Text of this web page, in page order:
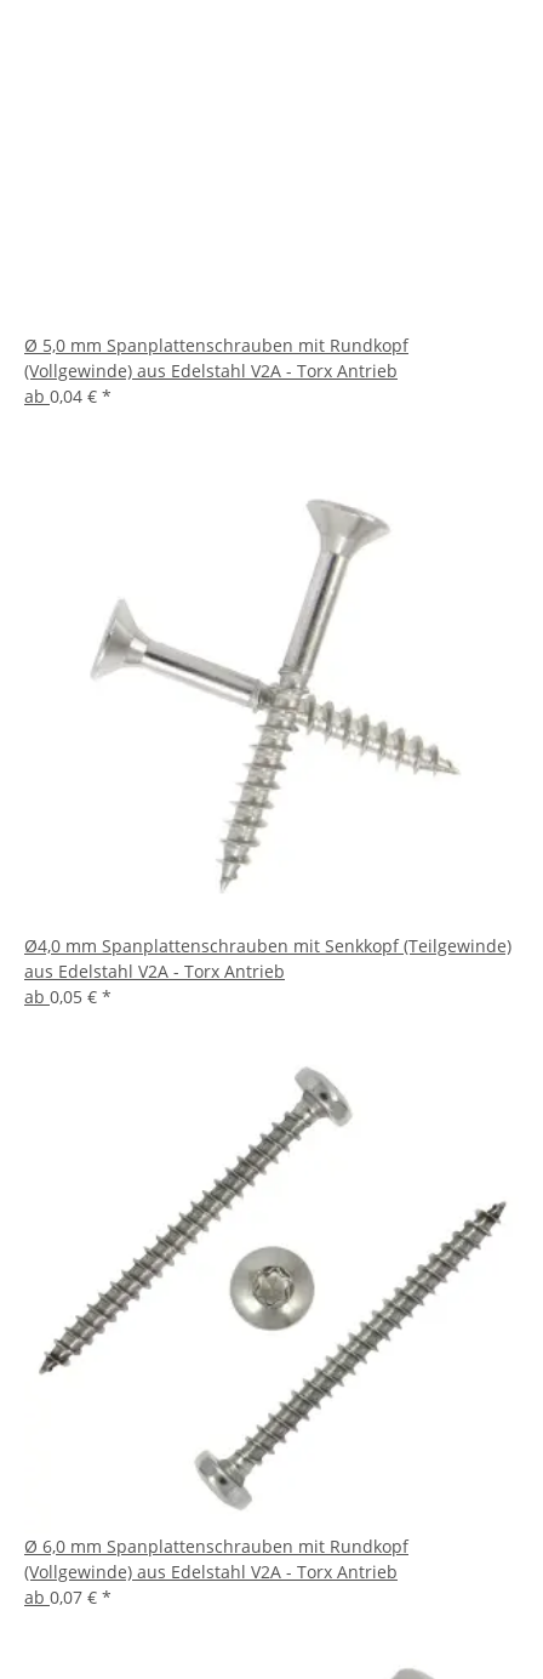
Ø 5,0 mm Spanplattenschrauben mit Rundkopf
(Vollgewinde) aus Edelstahl V2A - Torx Antrieb
ab 0,04 € *
Ø4,0 mm Spanplattenschrauben mit Senkkopf (Teilgewinde)
aus Edelstahl V2A - Torx Antrieb
ab 0,05 € *
Ø 6,0 mm Spanplattenschrauben mit Rundkopf
(Vollgewinde) aus Edelstahl V2A - Torx Antrieb
ab 0,07 € *